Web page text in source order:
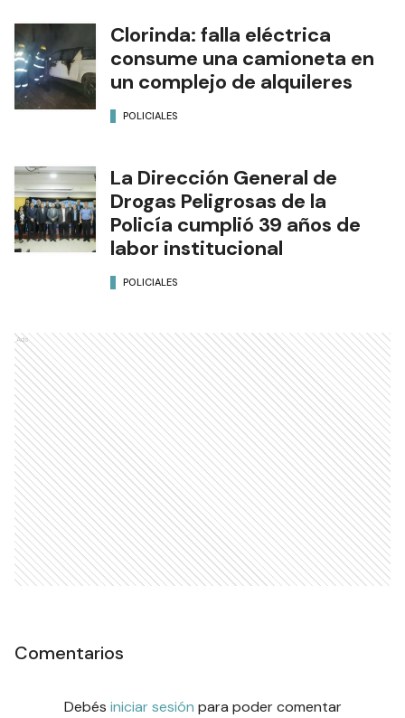
Clorinda: falla eléctrica
consume una camioneta en
un complejo de alquileres
POLICIALES
La Dirección General de
Drogas Peligrosas de la
Policía cumplió 39 años de
labor institucional
POLICIALES
Ads
Comentarios
Debés iniciar sesión para poder comentar